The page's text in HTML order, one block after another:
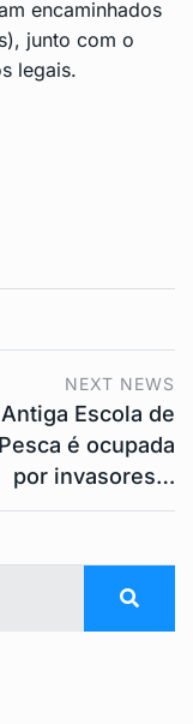
encaminhados
junto com o
legais.
NEXT NEWS
Antiga Escola de
Pesca é ocupada
por invasores…